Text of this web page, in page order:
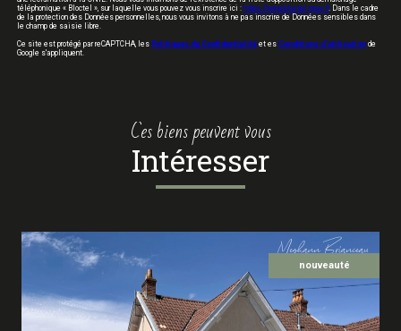
téléphonique « Bloctel », sur laquelle vous pouvez vous inscrire ici : https://www.bloctel.gouv.fr. Dans le cadre
de la protection des Données personnelles, nous vous invitons à ne pas inscrire de Données sensibles dans
le champ de saisie libre.
Ce site est protégé par reCAPTCHA, les Politiques de Confidentialité et es Conditions d'utilisation de
Google s'appliquent.
ces biens peuvent vous
intéresser
nouveauté